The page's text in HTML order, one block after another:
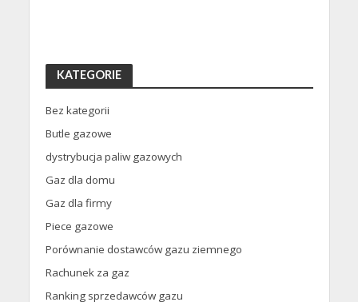
KATEGORIE
Bez kategorii
Butle gazowe
dystrybucja paliw gazowych
Gaz dla domu
Gaz dla firmy
Piece gazowe
Porównanie dostawców gazu ziemnego
Rachunek za gaz
Ranking sprzedawców gazu